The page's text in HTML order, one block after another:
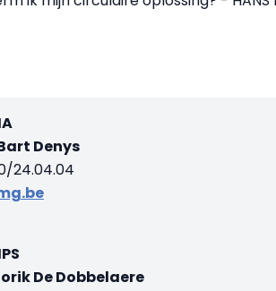
Denys
24.04.04
De Dobbelaere